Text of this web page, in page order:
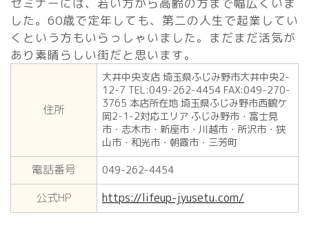
セミナーには、若い方から高齢の方まで幅広くいま
した。60歳で定年しても、第二の人生で起業してい
くという方もいらっしゃいました。まだまだ活気が
あり素晴らしい街だと思います。
住所
大井中央支店 埼玉県ふじみ野市大井中央2-
12-7 TEL:049-262-4454 FAX:049-270-
3765 本店所在地 埼玉県ふじみ野市西鶴ケ
岡2-1-2対応エリア ふじみ野市・富士見
市・志木市・新座市・川越市・所沢市・狭
山市・和光市・朝霞市・三芳町
電話番号 049-262-4454
公式HP https://lifeup-jyusetu.com/